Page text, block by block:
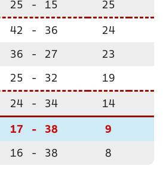
25 - 15 25
42 - 36 24
36 - 27 23
25 - 32 19
24 - 34 14
17 - 38 9
16 - 38 8